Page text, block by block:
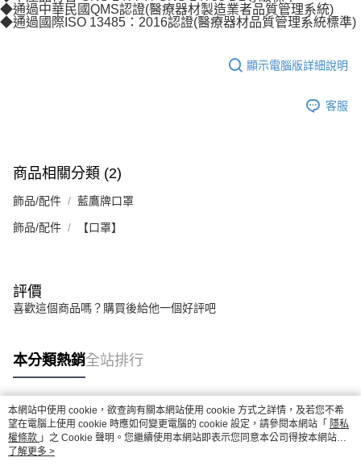
◆通過中華民國QMS認證(醫療器材製造業者品質管理系統)
◆通過國際ISO 13485：2016認證(醫療器材品質管理系統標準)
顯示電腦版詳細說明
客服
商品相關分類 (2)
飾品/配件 藍鷹牌口罩
飾品/配件 【口罩】
評價
喜歡這個商品嗎？購買後給他一個好評吧
本分類熱銷全站排行
熱門標籤
本網站中使用 cookie，欲查詢有關本網站使用 cookie 方式之詳情，及若您不希
望在電腦上使用 cookie 時應如何變更電腦的 cookie 設定，請參閱本網站「 隱私
權條款 」之 Cookie 聲明。您繼續使用本網站即表示您同意本公司得按本網站使
用條款之 Cookie 聲明使用 cookie。
了解更多 >